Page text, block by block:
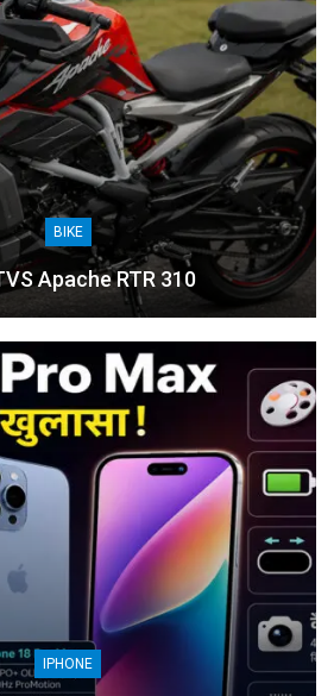
BIKE
Apache RTR 310
IPHONE